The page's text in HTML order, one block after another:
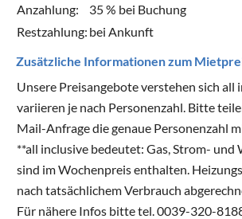
Anzahlung:
35 % bei Buchung
Restzahlung: bei Ankunft
Zusätzliche Informationen zum
Unsere Preisangebote verstehen sich all
variieren je nach Personenzahl. Bitte
Mail-Anfrage die genaue Personenzahl
**all inclusive bedeutet: Gas, Strom- und
sind im Wochenpreis enthalten.
nach tatsächlichem Verbrauch
Für nähere Infos bitte tel. 0039-320-